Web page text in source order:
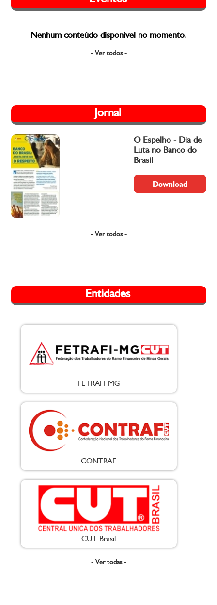
Nenhum conteúdo disponível no momento.
- Ver todos -
Jornal
O Espelho - Dia de
Luta no Banco do
Brasil
Download
- Ver todos -
Entidades
FETRAFI-MG
CONTRAF
CUT Brasil
- Ver todas -